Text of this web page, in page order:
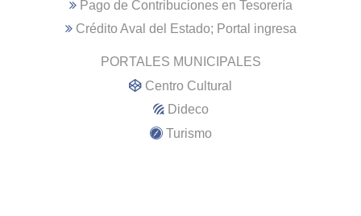
Pago de Contribuciones en Tesorería
Crédito Aval del Estado; Portal ingresa
PORTALES MUNICIPALES
Centro Cultural
Dideco
Turismo